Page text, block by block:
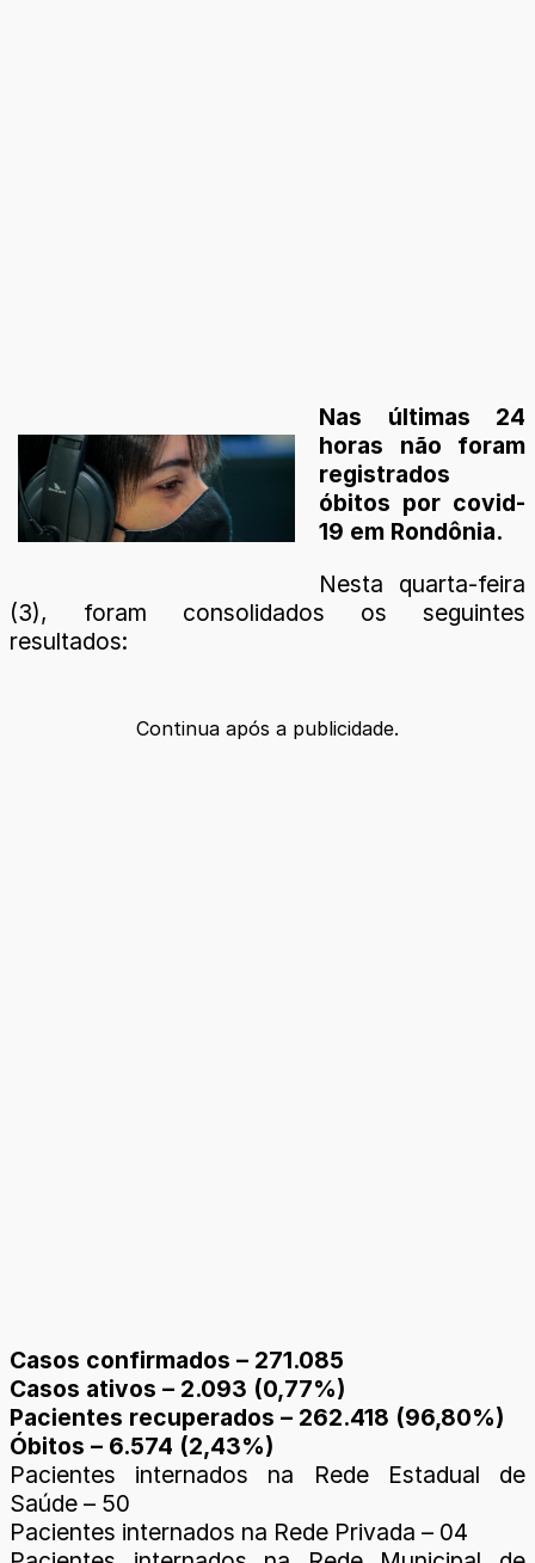
Nas últimas 24
horas não foram
registrados
óbitos por covid-
19 em Rondônia.
Nesta quarta-feira
(3), foram consolidados os seguintes
resultados:
Continua após a publicidade.
Casos confirmados – 271.085
Casos ativos – 2.093 (0,77%)
Pacientes recuperados – 262.418 (96,80%)
Óbitos – 6.574 (2,43%)
Pacientes internados na Rede Estadual de
Saúde – 50
Pacientes internados na Rede Privada – 04